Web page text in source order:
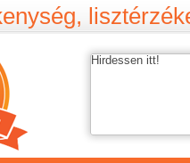
Hirdessen itt!